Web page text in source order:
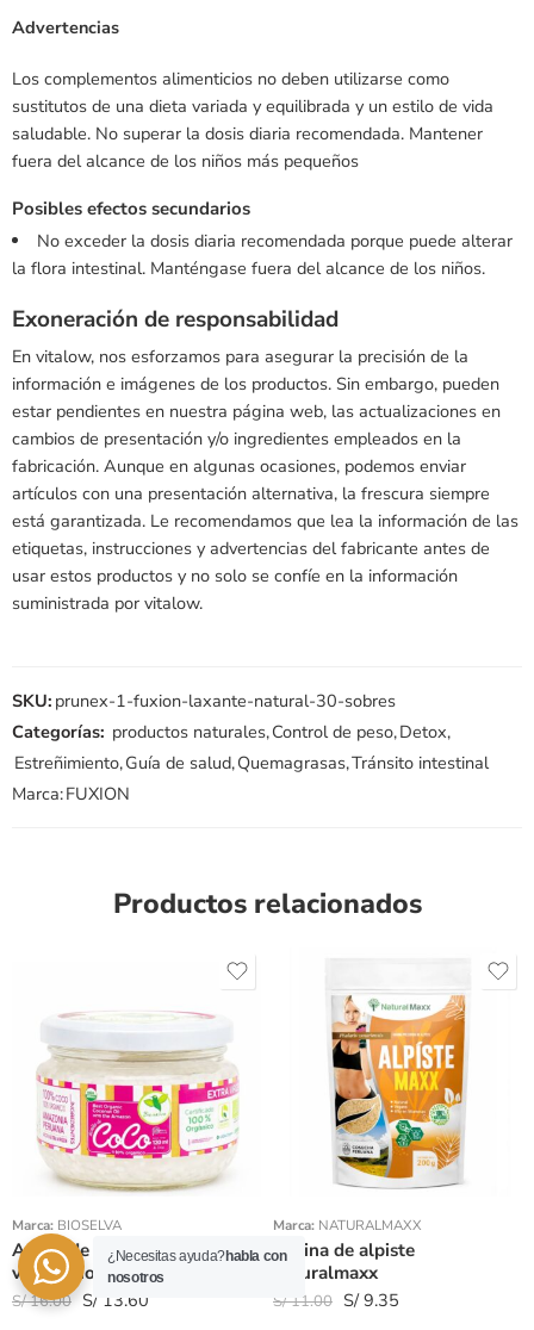
Advertencias
Los complementos alimenticios no deben utilizarse como
sustitutos de una dieta variada y equilibrada y un estilo de vida
saludable. No superar la dosis diaria recomendada. Mantener
fuera del alcance de los niños más pequeños
Posibles efectos secundarios
No exceder la dosis diaria recomendada porque puede alterar
la flora intestinal. Manténgase fuera del alcance de los niños.
Exoneración de responsabilidad
En vitalow, nos esforzamos para asegurar la precisión de la
información e imágenes de los productos. Sin embargo, pueden
estar pendientes en nuestra página web, las actualizaciones en
cambios de presentación y/o ingredientes empleados en la
fabricación. Aunque en algunas ocasiones, podemos enviar
artículos con una presentación alternativa, la frescura siempre
está garantizada. Le recomendamos que lea la información de las
etiquetas, instrucciones y advertencias del fabricante antes de
usar estos productos y no solo se confíe en la información
suministrada por vitalow.
SKU: prunex-1-fuxion-laxante-natural-30-sobres
Categorías: productos naturales,Control de peso,Detox,
Estreñimiento,Guía de salud,Quemagrasas,Tránsito intestinal
Marca:FUXION
Productos relacionados
Marca: BIOSELVA
Aceite de coco 120 ml extra
virgen bio selva
S/16.00 S/ 13.60
Marca: NATURALMAXX
Harina de alpiste
naturalmaxx
S/11.00 S/9.35
Peso 200gr
Peso 100gr
¿Necesitas ayuda?habla con
nosotros